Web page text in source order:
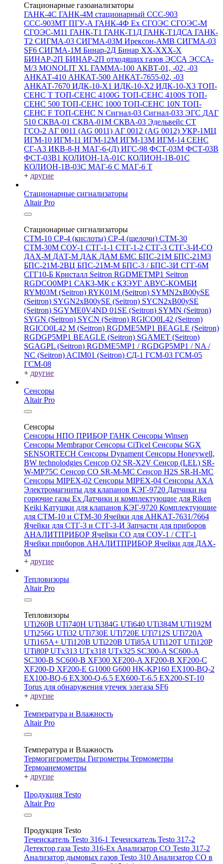
Стационарные газоанализаторы
ГАНК-4С ГАНК-4М стационарный ССС-903
ССС-903МТ ПГУ-А ГАНК-4Ф Ex СГОЭС СГОЭС-М
СГОЭС-М11 ГАНК-Т1 ГАНК-Т1Д ГАНК-Т1ДСА ГАНК-
Т2 СИГМА-03 СИГМА-03М Ирексон-АМВ СИГМА-03
SF6 СИГМА-1М Бинар-2Д Бинар ХХ-ХХХ-Х
БИНАР-2П БИНАР-2П отходящих газов ЭССА ЭССА-
М/3 MONOLIT XL ГАММА-100 АКВТ-01, -02, -03
АНКАТ-410 АНКАТ-500 АНКАТ-7655-02, -03
АНКАТ-7670 ИДК-10-Х1 ИДК-10-Х2 ИДК-10-Х3 ТОП-
СЕНС Т ТОП-СЕНС 4100G ТОП-СЕНС 4100S ТОП-
СЕНС 500 ТОП-СЕНС 1000 ТОП-СЕНС 10N ТОП-
СЕНС F ТОП-СЕНС N Сигнал-03 Сигнал-033 ЭГС ДАГ
510 СКВА-01 СКВА-01М СКВА-03 Эдельвейс СТ
ГСО-2 АГ 0011 (AG 0011) АГ 0012 (AG 0012) УКР-1МЦ
ИГМ-10 ИГМ-11 ИГМ-12М ИГМ-13М ИГМ-14 СЕНС
СГ-А3 ИКВ-8-Н МАГ-6-(Д) ИГС-98 ФСТ-03М ФСТ-03В
ФСТ-03В1 КОЛИОН-1А-01С КОЛИОН-1В-01С
КОЛИОН-1В-03С МАГ-6 С МАГ-6 Т
+ другие
Стационарные сигнализаторы
Altair Pro
Стационарные сигнализаторы
СТМ-10 СР-4 (кислоты) СР-4 (щелочи) СТМ-30
СТМ-30М СОУ-1 СТГ-1-1 СТГ-1-2 СТГ-3 СТГ-3-И-CO
ДАХ-М ДАТ-М ДАК ДАМ БМС БПС-21М БПС-21М3
БПС-21М-2ВЦ БПС-21М-М БПС-3 / БПС-3И СГГ-6М
СГГ10-Б Кристалл Seitron RGDMETMP1 Seitron
RGDCO0MP1 САКЗ-МК с КЗЭУГ АВУС-КОМБИ
RYM03M (Seitron) RYK01M (Seitron) SYMN2хB00ySE
(Seitron) SYGN2xB00ySE (Seitron) SYCN2xB00ySE
(Seitron) SGYME0V4ND 01SE (Seitron) SYMN (Seitron)
SYGN (Seitron) SYCN (Seitron) RGICO0L42 (Seitron)
RGICO0L42 M (Seitron) RGDME5MP1 BEAGLE (Seitron)
RGDGP5MP1 BEAGLE (Seitron) SGAMET (Seitron)
SGAGPL (Seitron) RGDME5MP1 / RGDGP5MP1 / NA /
NC (Seitron) ACIM01 (Seitron) СД-1 ГСМ-03 ГСМ-05
ГСМ-08
+ другие
Сенсоры
Altair Pro
Сенсоры
Сенсоры НПО ПРИБОР ГАНК Сенсоры Winsen
Сенсоры MembraporСенсоры CiTicel Сенсоры SGX
SENSORTECH Сенсоры Dynament Сенсоры Honeywell,
BW technolodgies Сенсор O2 SR-X2V Сенсор (LEL) SR-
W-MP75C Сенсор CO SR-M-MC Сенсор H2S SR-H-MC
Сенсоры MIPEX-02 Сенсоры MIPEX-04 Сенсоры АХА
Электромагниты для клапанов КЭГ-9720 Датчики на
горючие газы Ex Датчики и комплектующие для Riken
Keiki Катушки для клапанов КЭГ-9720 Комплектующие
для СТМ-10 и СТМ-30 Ячейки для АНКАТ-7631/7664
Ячейки для СТГ-3 и СТГ-3-И Запчасти для приборов
АНАЛИТПРИБОР Ячейки CO для СОУ-1 / СТГ-1
Ячейки приборов АНАЛИТПРИБОР Ячейки для ДАХ-
М
+ другие
Тепловизоры
Altair Pro
Тепловизоры
UTi260В UTi740H UTi384G UTi640 UTi384M UTi192M
UTi256G UTi32 UTi730E UTi720E UTi712S UTi720A
UTi165A+ UTi120B UTi220B UTi85A UTi120T UTi120P
UTi80PUTx313 UTx318 UTx325 SC300-A SC600-A
SC300-B SC600-B XF300 XF200-A XF200-B XF200-C
XF200-D XF200-E G1000 G600 HK-KP160 EX100-BQ-2
EX100-BQ-6 EX300-Q-6.5 EX600-T-6.5 EX200-ST-10
Torus для обнаружения утечек элегаза SF6
+ другие
Температура и Влажность
Altair Pro
Температура и Влажность
Термогигрометры Гигрометры Термометры
Термоанемометры
+ другие
Продукция Testo
Altair Pro
Продукция Testo
Течеискатель Testo 316-1 Течеискатель Testo 317-2
Детектор газа Testo 316-Ex Анализатор CO Testo 317-2
Анализатор дымовых газов Testo 310 Анализатор CO в